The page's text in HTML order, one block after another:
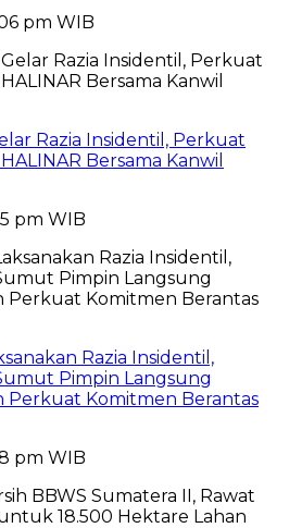
pm WIB
Razia Insidentil, Perkuat
Bersama Kanwil
pm WIB
Razia Insidentil,
Pimpin Langsung
Perkuat Komitmen Berantas
pm WIB